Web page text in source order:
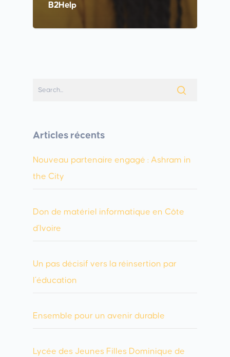
B2Help
Articles récents
Nouveau partenaire engagé : Ashram in
the City
Don de matériel informatique en Côte
d’Ivoire
Un pas décisif vers la réinsertion par
l’éducation
Ensemble pour un avenir durable
Lycée des Jeunes Filles Dominique de